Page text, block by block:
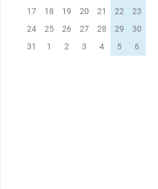
17
18 19 20 21 22
23
24
25 26 27 28 29
30
31
1 2 3 4 5 6